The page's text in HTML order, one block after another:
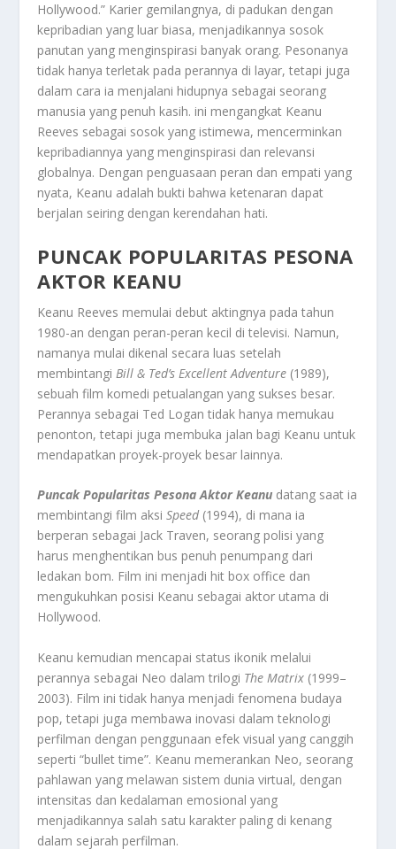
Hollywood.” Karier gemilangnya, di padukan dengan
kepribadian yang luar biasa, menjadikannya sosok
panutan yang menginspirasi banyak orang. Pesonanya
tidak hanya terletak pada perannya di layar, tetapi juga
dalam cara ia menjalani hidupnya sebagai seorang
manusia yang penuh kasih. ini mengangkat Keanu
Reeves sebagai sosok yang istimewa, mencerminkan
kepribadiannya yang menginspirasi dan relevansi
globalnya. Dengan penguasaan peran dan empati yang
nyata, Keanu adalah bukti bahwa ketenaran dapat
berjalan seiring dengan kerendahan hati.
PUNCAK POPULARITAS PESONA
AKTOR KEANU
Keanu Reeves memulai debut aktingnya pada tahun
1980-an dengan peran-peran kecil di televisi. Namun,
namanya mulai dikenal secara luas setelah
membintangi Bill & Ted’s Excellent Adventure (1989),
sebuah film komedi petualangan yang sukses besar.
Perannya sebagai Ted Logan tidak hanya memukau
penonton, tetapi juga membuka jalan bagi Keanu untuk
mendapatkan proyek-proyek besar lainnya.
Puncak Popularitas Pesona Aktor Keanu datang saat ia
membintangi film aksiSpeed(1994), di mana ia
berperan sebagai Jack Traven, seorang polisi yang
harus menghentikan bus penuh penumpang dari
ledakan bom. Film ini menjadi hit box office dan
mengukuhkan posisi Keanu sebagai aktor utama di
Hollywood.
Keanu kemudian mencapai status ikonik melalui
perannya sebagai Neo dalam trilogi The Matrix (1999–
2003). Film ini tidak hanya menjadi fenomena budaya
pop, tetapi juga membawa inovasi dalam teknologi
perfilman dengan penggunaan efek visual yang canggih
seperti “bullet time”. Keanu memerankan Neo, seorang
pahlawan yang melawan sistem dunia virtual, dengan
intensitas dan kedalaman emosional yang
menjadikannya salah satu karakter paling di kenang
dalam sejarah perfilman.